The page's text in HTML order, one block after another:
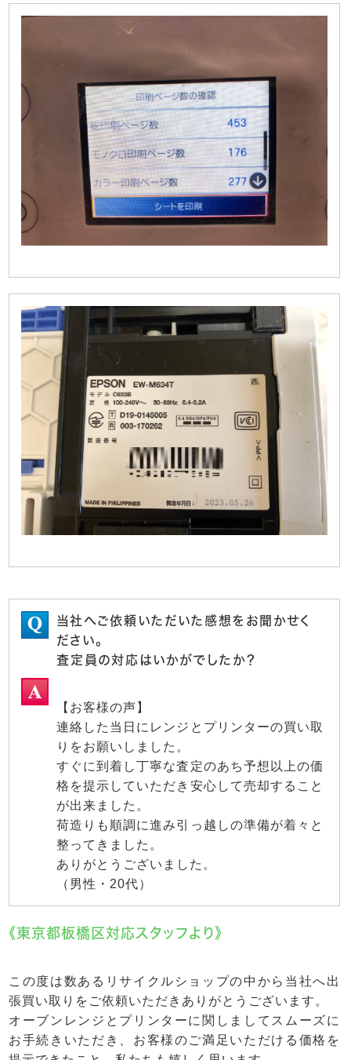
当社へご依頼いただいた感想をお聞かせく
ださい。
査定員の対応はいかがでしたか？
【お客様の声】
連絡した当日にレンジとプリンターの買い取
りをお願いしました。
すぐに到着し丁寧な査定のあち予想以上の価
格を提示していただき安心して売却すること
が出来ました。
荷造りも順調に進み引っ越しの準備が着々と
整ってきました。
ありがとうございました。
（男性・20代）
《東京都板橋区対応スタッフより》
この度は数あるリサイクルショップの中から当社へ出
張買い取りをご依頼いただきありがとうございます。
オーブンレンジとプリンターに関しましてスムーズに
お手続きいただき、お客様のご満足いただける価格を